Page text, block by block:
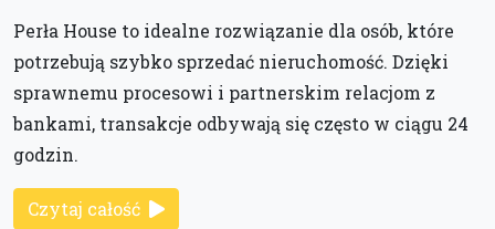
Perła House to idealne rozwiązanie dla osób, które
potrzebują szybko sprzedać nieruchomość. Dzięki
sprawnemu procesowi i partnerskim relacjom z
bankami, transakcje odbywają się często w ciągu 24
godzin.
Czytaj całość